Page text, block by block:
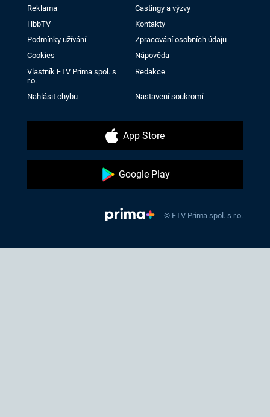
Reklama
Castingy a výzvy
HbbTV
Kontakty
Podmínky užívání
Zpracování osobních údajů
Cookies
Nápověda
Vlastník FTV Prima spol. s
r.o.
Redakce
Nahlásit chybu Nastavení soukromí
App Store
Google Play
© FTV Prima spol. s r.o.